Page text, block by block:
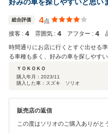
好みの車を探しやすいと思い
総合評価 4点
接客 : 4 雰囲気 : 4 アフター : 4
時間通りにお店に行くとすぐ出せる
る車種も多く、好みの車を探しやすい
ＹＯＫＯＫＯ
購入年月： 2023/11
購入した車：スズキ ソリオ
販売店の返信
この度はソリオのご購入ありがと